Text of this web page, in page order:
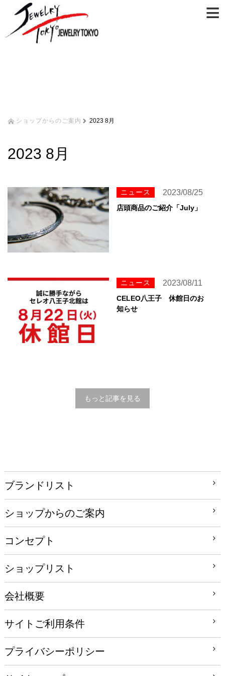
≡
ショップからのご案内 2023 8月
2023 8月
ニュース 2023/08/25
店頭商品のご紹介「July」
ニュース 2023/08/11
CELEO八王子 休館日のお
知らせ
もっと記事を見る
ブランドリスト
ショップからのご案内
コンセプト
ショップリスト
会社概要
サイトご利用条件
プライバシーポリシー